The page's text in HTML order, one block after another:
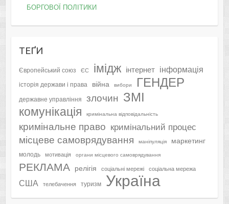
БОРГОВОЇ ПОЛІТИКИ
ТЕҐИ
Європейський союз ЄС імідж інтернет інформація
історія держави і права війна вибори ГЕНДЕР
державне управління злочин ЗМІ
комунікація кримінальна відповідальність
кримінальне право кримінальний процес
місцеве самоврядування маніпуляція маркетинг
молодь мотивація органи місцевого самоврядування
РЕКЛАМА релігія соціальні мережі соціальна мережа
США телебачення туризм Україна